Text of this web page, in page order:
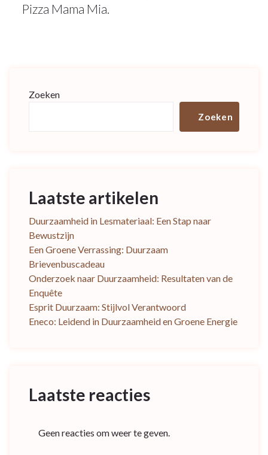
Pizza Mama Mia.
Zoeken
Zoeken
Laatste artikelen
Duurzaamheid in Lesmateriaal: Een Stap naar
Bewustzijn
Een Groene Verrassing: Duurzaam
Brievenbuscadeau
Onderzoek naar Duurzaamheid: Resultaten van de
Enquête
Esprit Duurzaam: Stijlvol Verantwoord
Eneco: Leidend in Duurzaamheid en Groene Energie
Laatste reacties
Geen reacties om weer te geven.